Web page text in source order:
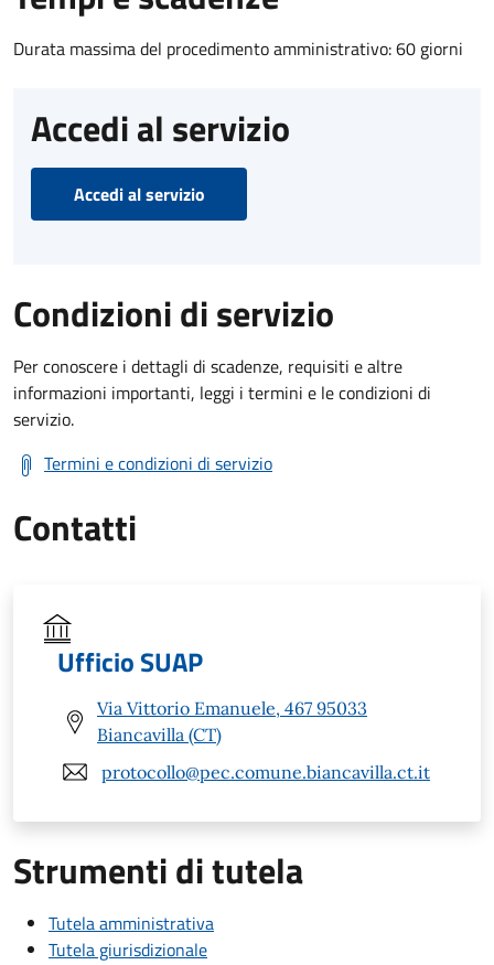
Durata massima del procedimento amministrativo: 60 giorni
Accedi al servizio
Accedi al servizio
Condizioni di servizio
Per conoscere i dettagli di scadenze, requisiti e altre
informazioni importanti, leggi i termini e le condizioni di
servizio.
Termini e condizioni di servizio
Contatti
Ufficio SUAP
Via Vittorio Emanuele, 467 95033
Biancavilla (CT)
protocollo@pec.comune.biancavilla.ct.it
Strumenti di tutela
Tutela amministrativa
Tutela giurisdizionale